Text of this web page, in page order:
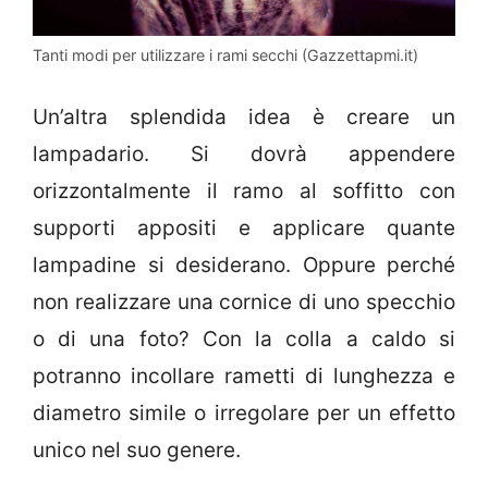
Tanti modi per utilizzare i rami secchi (Gazzettapmi.it)
Un’altra splendida idea è creare un
lampadario. Si dovrà appendere
orizzontalmente il ramo al soffitto con
supporti appositi e applicare quante
lampadine si desiderano. Oppure perché
non realizzare una cornice di uno specchio
o di una foto? Con la colla a caldo si
potranno incollare rametti di lunghezza e
diametro simile o irregolare per un effetto
unico nel suo genere.